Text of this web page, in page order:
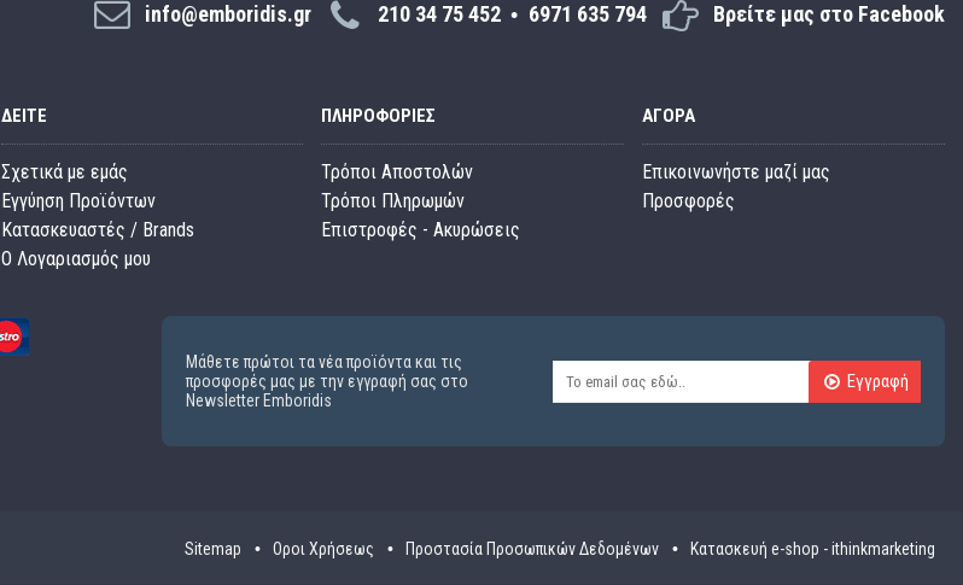
info@emboridis.gr 210 34 75 452 6971 635 794 Βρείτε μας στο Facebook
ΔΕΊΤΕ
Σχετικά με εμάς
Εγγύηση Προϊόντων
Κατασκευαστές / Brands
O Λογαριασμός μου
ΠΛΗΡΟΦΟΡΊΕΣ
Τρόποι Αποστολών
Τρόποι Πληρωμών
Επιστροφές - Ακυρώσεις
ΑΓΟΡΆ
Επικοινωνήστε μαζί μας
Προσφορές
Μάθετε πρώτοι τα νέα προϊόντα και τις
προσφορές μας με την εγγραφή σας στο
Newsletter Emboridis
Εγγραφή
Sitemap Οροι Χρήσεως Προστασία Προσωπικών Δεδομένων Κατασκευή e-shop - ithinkmarketing